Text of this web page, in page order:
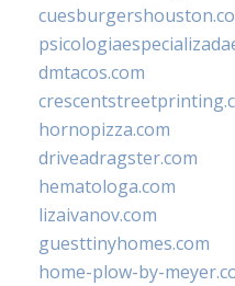
dmtacos.com
hornopizza.com
driveadragster.com
hematologa.com
lizaivanov.com
guesttinyhomes.com
home-plow-by-